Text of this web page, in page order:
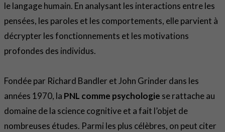
le langage humain. En analysant les interactions entre les
pensées, les paroles et les comportements, elle parvient à
décrypter les fonctionnements et les motivations
profondes des individus.
Fondée par Richard Bandler et John Grinder dans les
années 1970, la PNL comme psychologie se rattache au
domaine de la science cognitive et a fait l’objet de
nombreuses études. Parmi les plus célèbres, on peut citer